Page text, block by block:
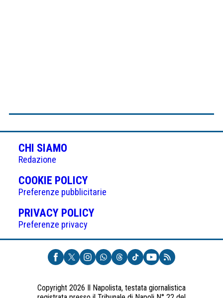
CHI SIAMO
Redazione
COOKIE POLICY(APRE
IN
UNA
NUOVA
Preferenze pubblicitarie
PRIVACY POLICY(APRE
UNA
NUOVA
SCHEDA)
Preferenze privacy
Copyright 2026 Il Napolista, testata giornalistica